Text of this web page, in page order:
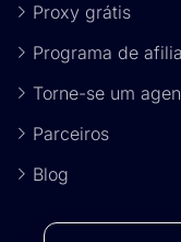
Proxy grátis
Programa de
Torne-se um
Parceiros
Blog